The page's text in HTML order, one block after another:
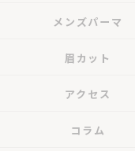
メンズパーマ
眉カット
アクセス
コラム